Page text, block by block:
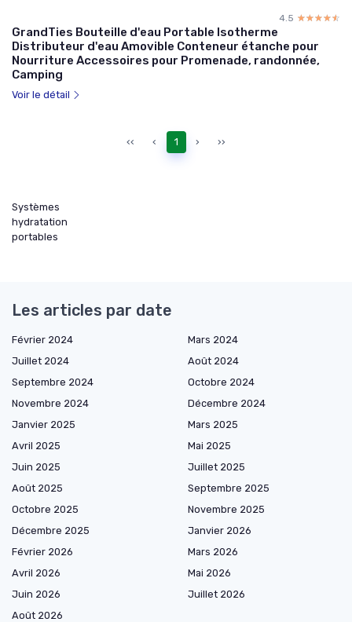
4.5 ☆☆☆☆☆
★★★★★
GrandTies Bouteille d'eau Portable Isotherme
Distributeur d'eau Amovible Conteneur étanche pour
Nourriture Accessoires pour Promenade, randonnée,
Camping
Voir le détail
‹‹ ‹ 1 › ››
Systèmes
hydratation
portables
Les articles par date
Février 2024
Mars 2024
Juillet 2024
Août 2024
Septembre 2024
Octobre 2024
Novembre 2024
Décembre 2024
Janvier 2025
Mars 2025
Avril 2025
Mai 2025
Juin 2025
Juillet 2025
Août 2025
Septembre 2025
Octobre 2025
Novembre 2025
Décembre 2025
Janvier 2026
Février 2026
Mars 2026
Avril 2026
Mai 2026
Juin 2026
Juillet 2026
Août 2026